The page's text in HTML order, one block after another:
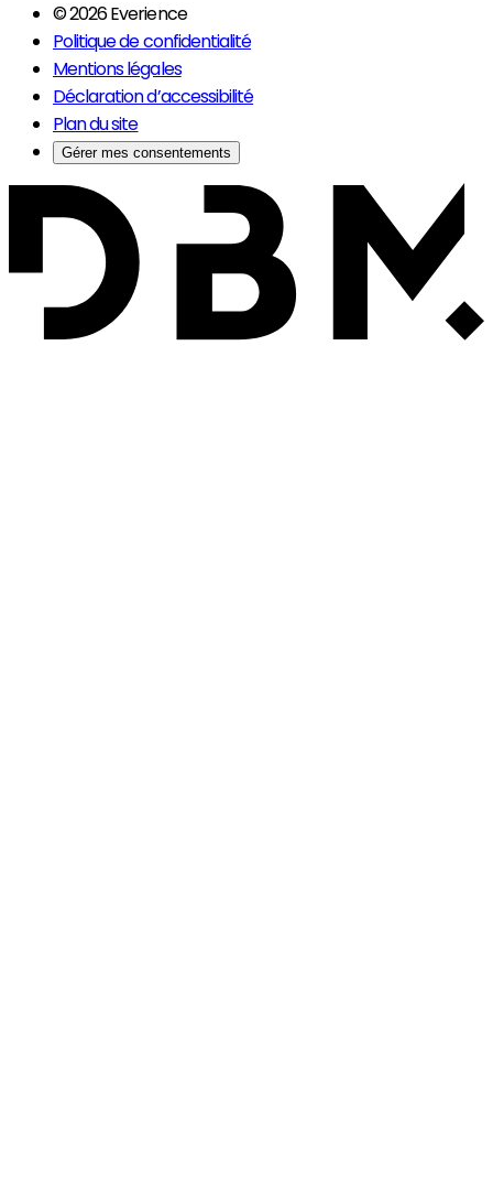
© 2026 Everience
Politique de confidentialité
Mentions légales
Déclaration d’accessibilité
Plan du site
Gérer mes consentements